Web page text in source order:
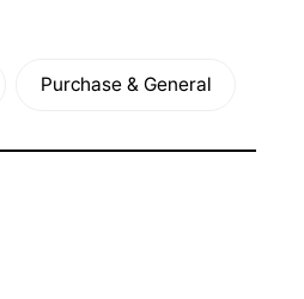
Purchase & General